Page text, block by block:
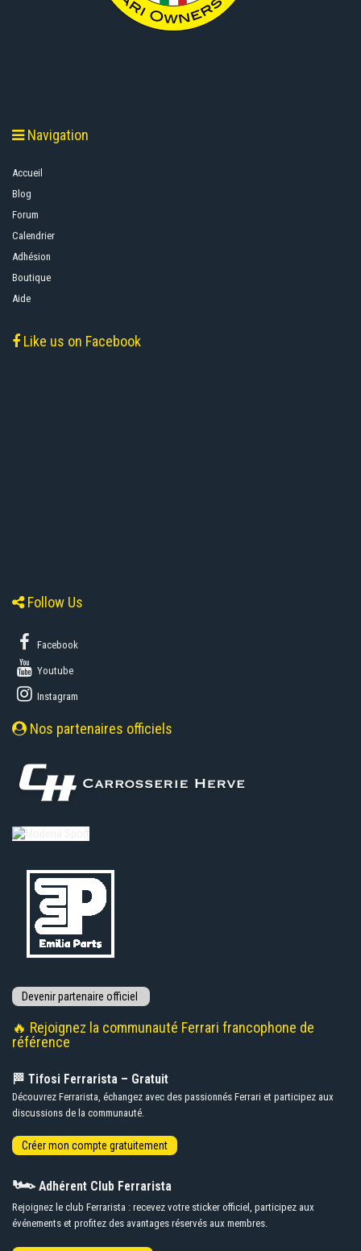
Navigation
Accueil
Blog
Forum
Calendrier
Adhésion
Boutique
Aide
Like us on Facebook
Follow Us
Facebook
Youtube
Instagram
Nos partenaires officiels
🔥 Rejoignez la communauté Ferrari francophone de
référence
🏁 Tifosi Ferrarista – Gratuit
Découvrez Ferrarista, échangez avec des passionnés Ferrari et participez aux
discussions de la communauté.
🏎️ Adhérent Club Ferrarista
Rejoignez le club Ferrarista : recevez votre sticker officiel, participez aux
événements et profitez des avantages réservés aux membres.